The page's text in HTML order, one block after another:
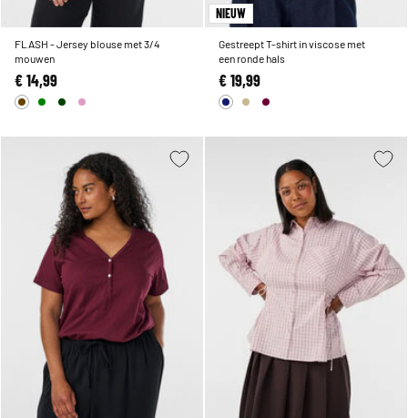
FLASH - Jersey blouse met 3/4
mouwen
€ 14,99
NIEUW
Gestreept T-shirt in viscose met
een ronde hals
€ 19,99